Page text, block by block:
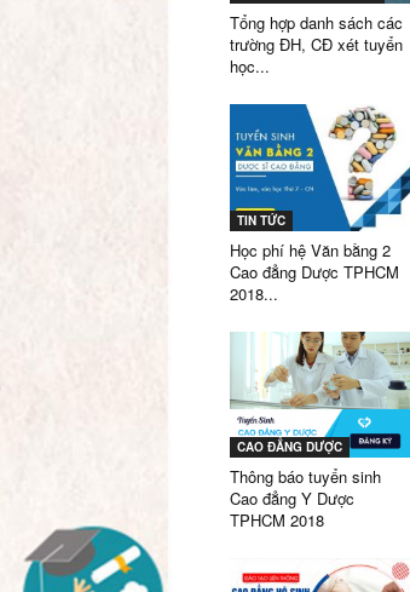
Tổng hợp danh sách các
trường ĐH, CĐ xét tuyển
học...
TIN TỨC
Học phí hệ Văn bằng 2
Cao đẳng Dược TPHCM
2018...
CAO ĐẲNG DƯỢC
Thông báo tuyển sinh
Cao đẳng Y Dược
TPHCM 2018